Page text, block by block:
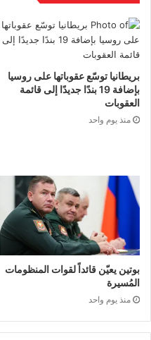
بريطانيا توسّع عقوباتها على روسيا
بإضافة 19 بندًا جديدًا إلى قائمة
العقوبات
منذ يوم واحد
بوتين يعيّن قائداً لقوات المنظومات
المُسيرة
منذ يوم واحد